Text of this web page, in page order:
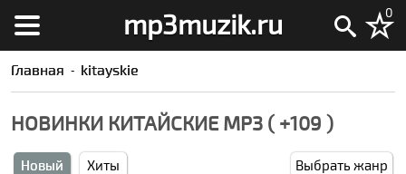
mp3muzik.ru 0
Главная kitayskie
НОВИНКИ КИТАЙСКИЕ MP3 ( +109 )
Новый Хиты Выбрать жанр